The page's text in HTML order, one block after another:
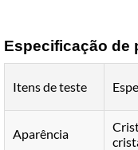
Especificação de
Itens de teste
Aparência